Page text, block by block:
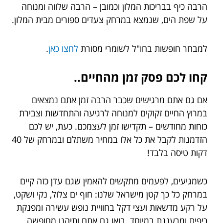
הרבה כיף בבריכות המלון וכמובן – הרבה שלווה ומנוחה
על שפת הים, שנמצא במרחק צעדים ספורים מבית המלון.
למבחר חופשות בחו"ל לשומרי מסורת לחצו כאן.
קחו לכם פסק זמן מהחיים..
אם גם אתם מרגישים שכבר הרבה זמן אתם נמצאים
במרוץ החיים זקוקים למנוחה לרגיעה והתחדשות וצבירת
כוחות מחודשים – תקדישו זמן לעצמכם. כעת, יש לכם
הזדמנות לקבל את כל אלו במחיר משתלם ובמרחק של 40
דקות טיסה בלבד!
כשמגיעים, לפעמים מתקשים להאמין שגם עדן כזה קיים
במרחק כל כך קטן מישראל שלנו: חוף ים צלול, נקי ושקט,
על רקע מדשאות ועצי דקל בחוויית נופש עשירה ומפנקת